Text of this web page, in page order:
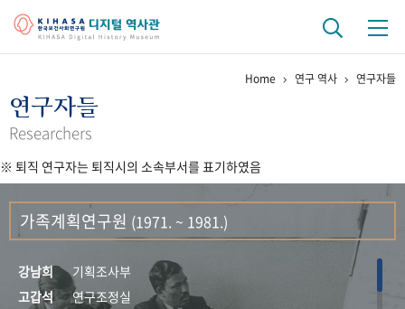
걸어온 길 기관 변천사
연구 역사
정책과 연구 키워드로 보는 연구 역사
연구자들
간행물 변천사
기록물 아카이브
Home 연구 역사 연구자들
연구자들
Researchers
※ 퇴직 연구자는 퇴직시의 소속부서를 표기하였음
가족계획연구원 (1971. ~ 1981.)
강남희
기획조사부
고갑석
연구조정실